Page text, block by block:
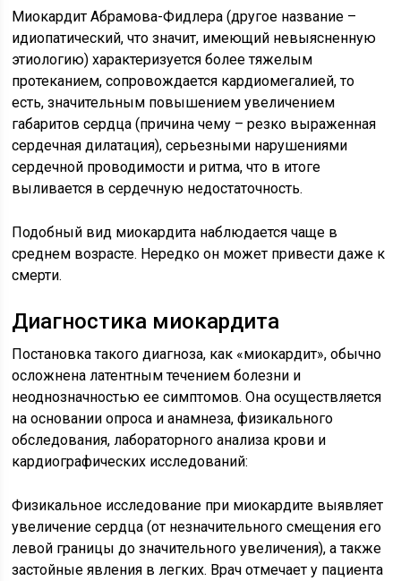
Миокардит Абрамова-Фидлера (другое название –
идиопатический, что значит, имеющий невыясненную
этиологию) характеризуется более тяжелым
протеканием, сопровождается кардиомегалией, то
есть, значительным повышением увеличением
габаритов сердца (причина чему – резко выраженная
сердечная дилатация), серьезными нарушениями
сердечной проводимости и ритма, что в итоге
выливается в сердечную недостаточность.
Подобный вид миокардита наблюдается чаще в
среднем возрасте. Нередко он может привести даже к
смерти.
Диагностика миокардита
Постановка такого диагноза, как «миокардит», обычно
осложнена латентным течением болезни и
неоднозначностью ее симптомов. Она осуществляется
на основании опроса и анамнеза, физикального
обследования, лабораторного анализа крови и
кардиографических исследований:
Физикальное исследование при миокардите выявляет
увеличение сердца (от незначительного смещения его
левой границы до значительного увеличения), а также
застойные явления в легких. Врач отмечает у пациента